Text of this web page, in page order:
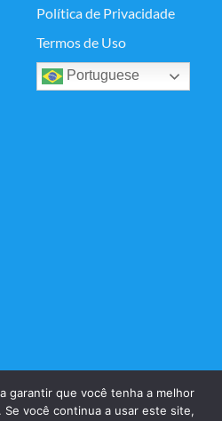
Política de Privacidade
Termos de Uso
Portuguese
garantir que você tenha a melhor
você continua a usar este site,